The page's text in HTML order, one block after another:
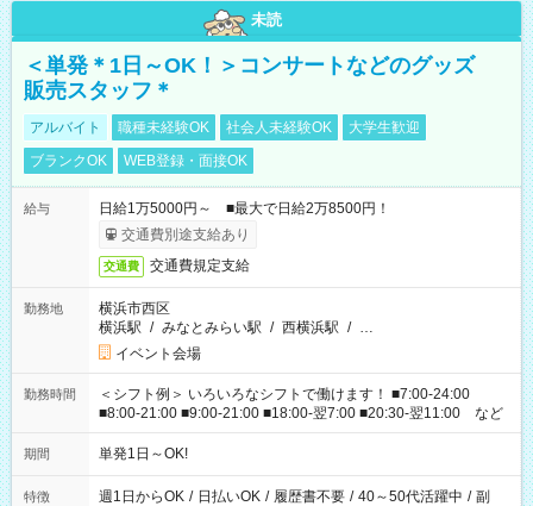
未読
＜単発＊1日～OK！＞コンサートなどのグッズ
販売スタッフ＊
アルバイト 職種未経験OK 社会人未経験OK
大学生歓迎
ブランクOK
WEB登録・面接OK
給与
日給1万5000円～ ■最大で日給2万8500円！
交通費別途支給あり
交通費 交通費規定支給
勤務地
横浜市西区
横浜駅 / みなとみらい駅 / 西横浜駅 / …
イベント会場
勤務時間
＜シフト例＞ いろいろなシフトで働けます！ ■7:00-24:00
■8:00-21:00 ■9:00-21:00 ■18:00-翌7:00 ■20:30-翌11:00 など
期間 単発1日～OK!
特徴 週1日からOK / 日払いOK / 履歴書不要 / 40～50代活躍中 / 副